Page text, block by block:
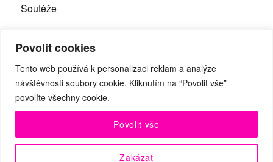
Povolit cookies
Tento web používá k personalizaci reklam a analýze
návštěvnosti soubory cookie. Kliknutím na “Povolit vše”
povolíte všechny cookie.
Zakázat
Povolit vše
Soutěže
Kontakty
Facebook
RSS Youtube
© Taneční magazín, z.s. | Branická 69/66, Braník, 147 00 Praha